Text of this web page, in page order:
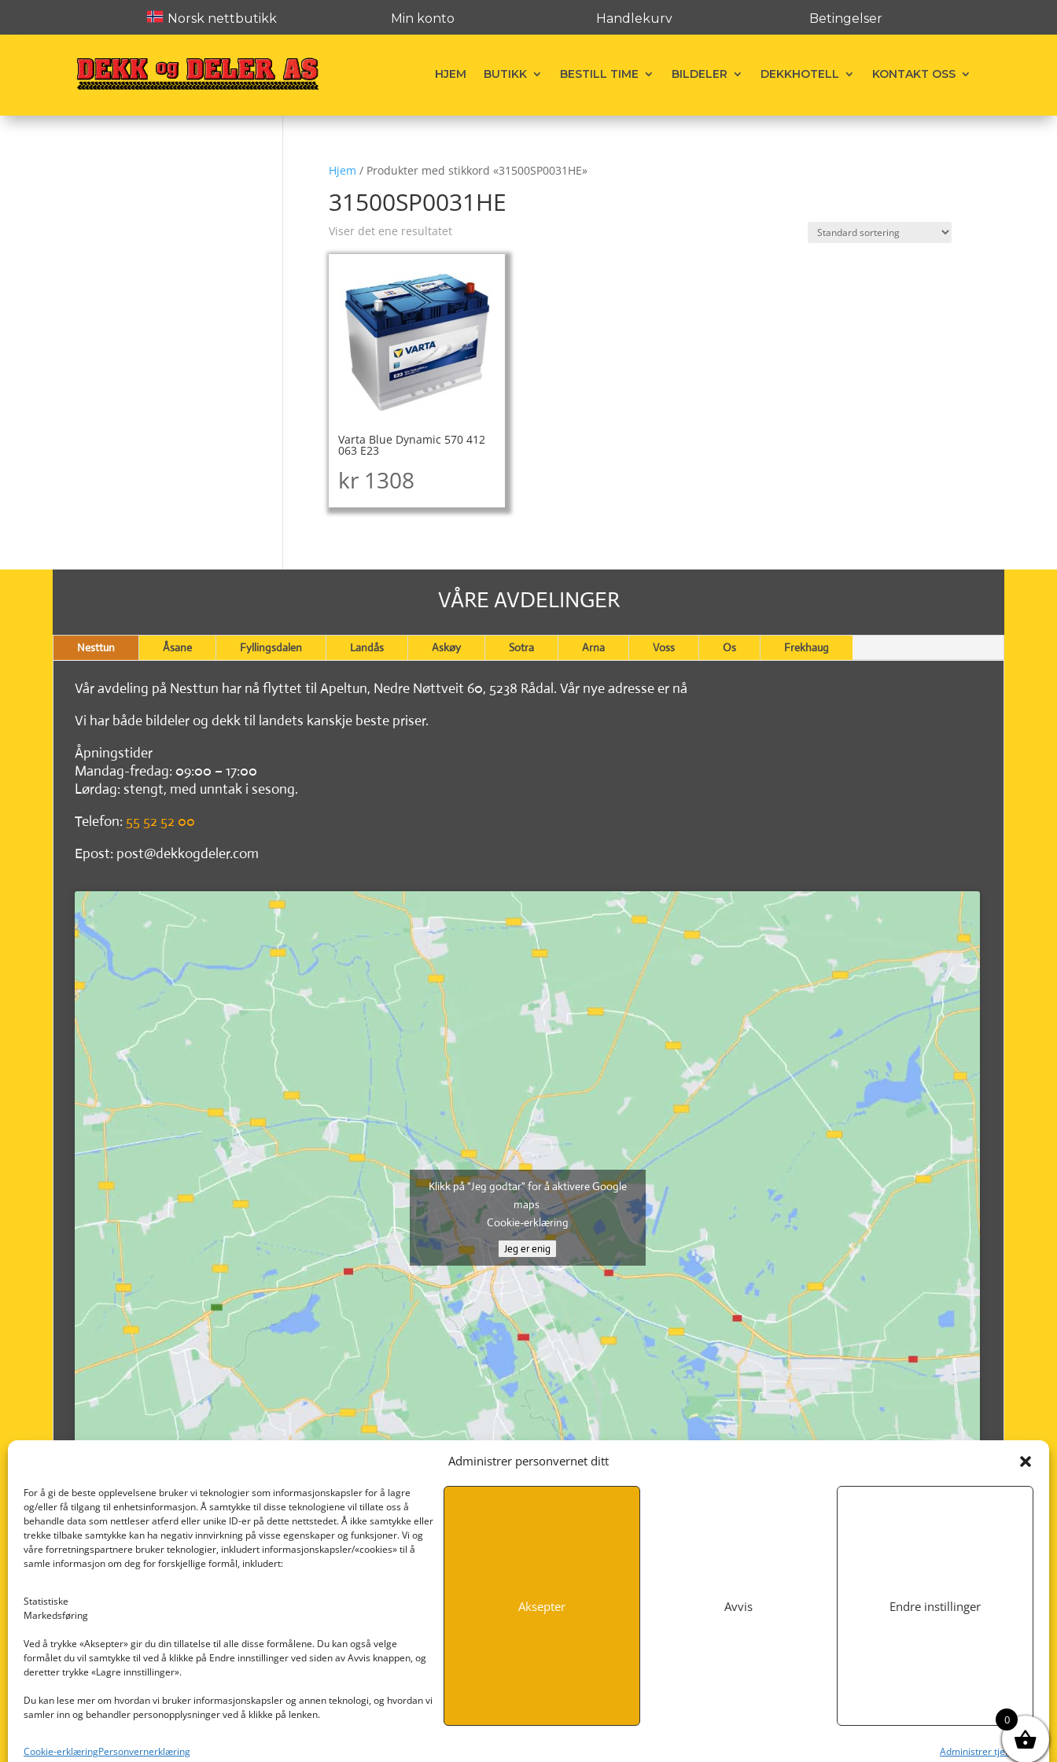
Administrer personvernet ditt
For å gi de beste opplevelsene bruker vi teknologier som informasjonskapsler for å lagre
og/eller få tilgang til enhetsinformasjon. Å samtykke til disse teknologiene vil tillate oss å
behandle data som nettleser atferd eller unike ID-er på dette nettstedet. Å ikke samtykke eller
trekke tilbake samtykke kan ha negativ innvirkning på visse egenskaper og funksjoner. Vi og
våre forretningspartnere bruker teknologier, inkludert informasjonskapsler/«cookies» til å
samle informasjon om deg for forskjellige formål, inkludert:
Statistiske
Markedsføring
Ved å trykke «Aksepter» gir du din tillatelse til alle disse formålene. Du kan også velge
formålet du vil samtykke til ved å klikke på Endre innstillinger ved siden av Avvis knappen, og
deretter trykke «Lagre innstillinger».
Du kan lese mer om hvordan vi bruker informasjonskapsler og annen teknologi, og hvordan vi
samler inn og behandler personopplysninger ved å klikke på lenken.
Administrer tjenester
Aksepter Avvis Endre instillinger
Cookie-erklæringPersonvernerklæring
Norsk nettbutikk Min konto Handlekurv Betingelser
HJEM BUTIKK BESTILL TIME BILDELER DEKKHOTELL KONTAKT OSS
Hjem / Produkter med stikkord «31500SP0031HE»
31500SP0031HE
Viser det ene resultatet
Varta Blue Dynamic 570 412
063 E23
kr1308
VÅRE AVDELINGER
Nesttun Åsane Fyllingsdalen Landås Askøy Sotra Arna Voss Os Frekhaug
Vår avdeling på Nesttun har nå flyttet til Apeltun, Nedre Nøttveit 60, 5238 Rådal. Vår nye adresse er nå
Vi har både bildeler og dekk til landets kanskje beste priser.
Åpningstider
Mandag-fredag: 09:00 – 17:00
Lørdag: stengt, med unntak i sesong.
Telefon: 55 52 52 00
Epost: post@dekkogdeler.com
Klikk på "Jeg godtar" for å aktivere Google
maps
Cookie-erklæring
Jeg er enig
Nedre Nøttveit 60, 5238 Rådal
Org. nr: 996430022
INFORMASJON
0